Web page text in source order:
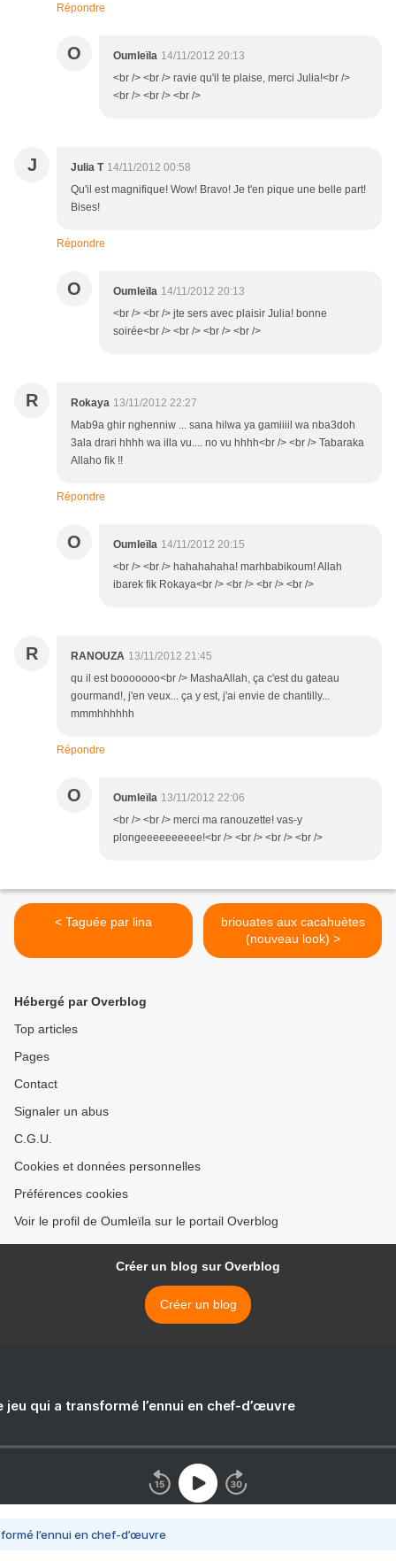
Répondre
O Oumleïla 14/11/2012 20:13
<br /> <br /> ravie qu'il te plaise, merci Julia!<br />
<br /> <br /> <br />
J Julia T 14/11/2012 00:58
Qu'il est magnifique! Wow! Bravo! Je t'en pique une belle part!
Bises!
Répondre
O Oumleïla 14/11/2012 20:13
<br /> <br /> jte sers avec plaisir Julia! bonne
soirée<br /> <br /> <br /> <br />
R Rokaya 13/11/2012 22:27
Mab9a ghir nghenniw ... sana hilwa ya gamiiiil wa nba3doh
3ala drari hhhh wa illa vu.... no vu hhhh<br /> <br /> Tabaraka
Allaho fik !!
Répondre
O Oumleïla 14/11/2012 20:15
<br /> <br /> hahahahaha! marhbabikoum! Allah
ibarek fik Rokaya<br /> <br /> <br /> <br />
R RANOUZA 13/11/2012 21:45
qu il est booooooo<br /> MashaAllah, ça c'est du gateau
gourmand!, j'en veux... ça y est, j'ai envie de chantilly...
mmmhhhhhh
Répondre
O Oumleïla 13/11/2012 22:06
<br /> <br /> merci ma ranouzette! vas-y
plongeeeeeeeeee!<br /> <br /> <br /> <br />
< Taguée par lina
briouates aux cacahuètes
(nouveau look) >
Hébergé par Overblog
Top articles
Pages
Contact
Signaler un abus
C.G.U.
Cookies et données personnelles
Préférences cookies
Voir le profil de Oumleïla sur le portail Overblog
Créer un blog sur Overblog
Créer un blog
jeu qui a transformé l’ennui en chef-d’œuvre
l’ennui en chef-d’œuvre